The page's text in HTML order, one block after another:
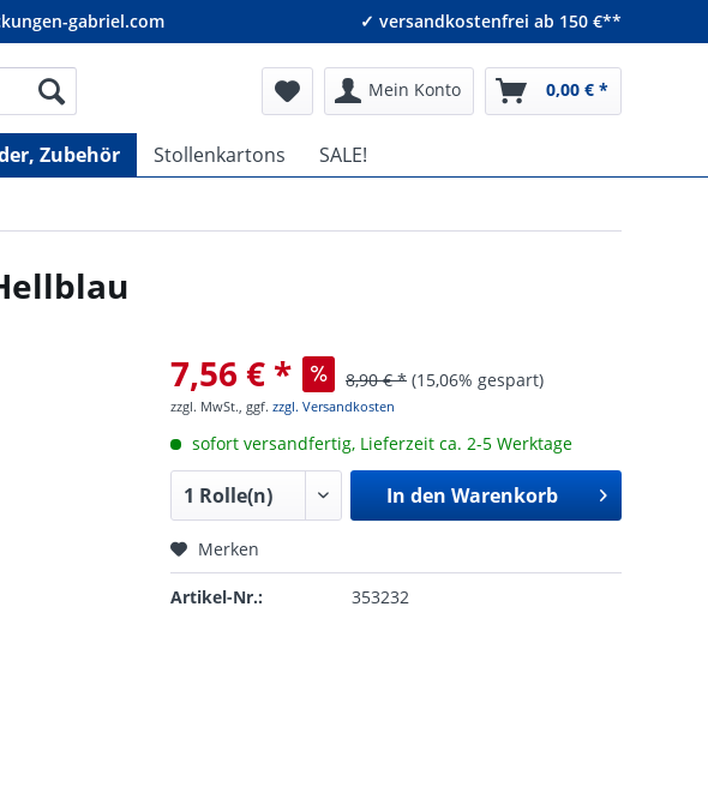
gabriel.com ✓ versandkostenfrei ab 150 €**
Mein Konto 0,00 € *
Zubehör Stollenkartons SALE!
7,56 € *
8,90 € * (15,06% gespart)
zzgl. MwSt., ggf. zzgl. Versandkosten
sofort versandfertig, Lieferzeit ca. 2-5 Werktage
In den Warenkorb
Merken
Artikel-Nr.: 353232